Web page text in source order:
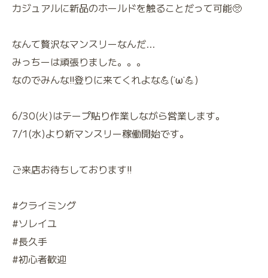
カジュアルに新品のホールドを触ることだって可能🥺
なんて贅沢なマンスリーなんだ…
みっちーは頑張りました。。。
なのでみんな‼️登りに来てくれよな💪(˙ω˙💪)
6/30(火)はテープ貼り作業しながら営業します。
7/1(水)より新マンスリー稼働開始です。
ご来店お待ちしております‼️
#クライミング
#ソレイユ
#長久手
#初心者歓迎